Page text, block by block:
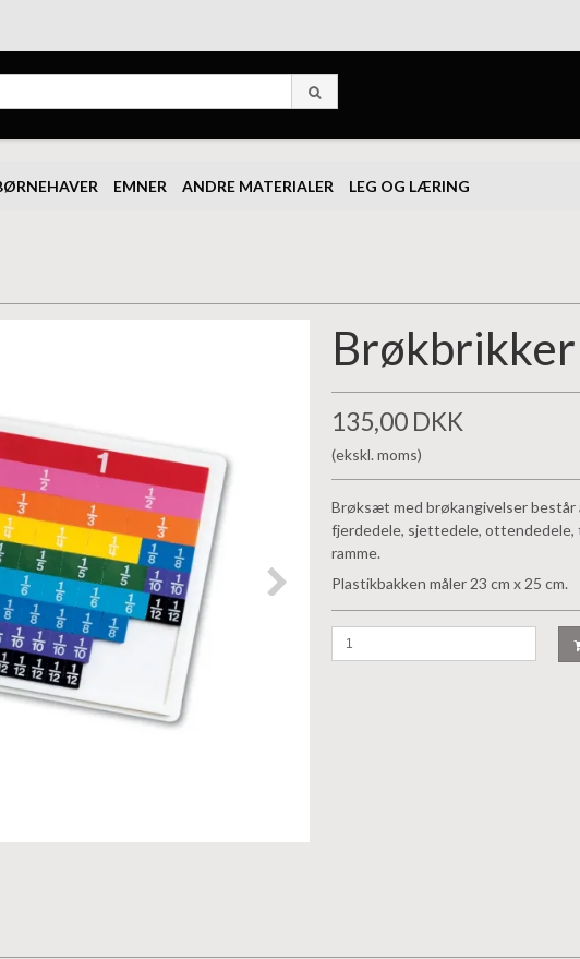
EMNER ANDRE MATERIALER LEG OG LÆRING
Brøkbrikker
135,00 DKK
(ekskl. moms)
Brøksæt med brøkangivelser består
fjerdedele, sjettedele,
ramme.
Plastikbakken måler 23 cm x 25 cm.